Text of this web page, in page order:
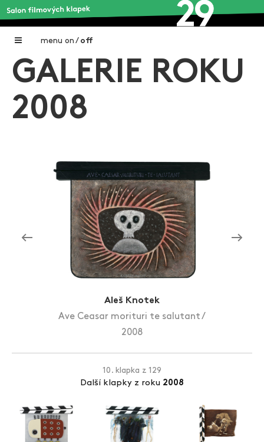
menu on / off
Home
Galerie filmových klapek
O projektu
Aktuální výstavy
Aukce filmových klapek
Zlín Film Festival
GALERIE ROKU
2008
Aleš Knotek
Ave Ceasar morituri te salutant /
2008
10. klapka z 129
Další klapky z roku 2008